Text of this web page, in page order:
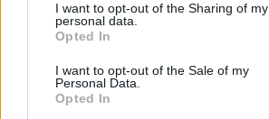
I want to opt-out of the Sharing of my
personal data.
Opted In
I want to opt-out of the Sale of my
Personal Data.
Opted In